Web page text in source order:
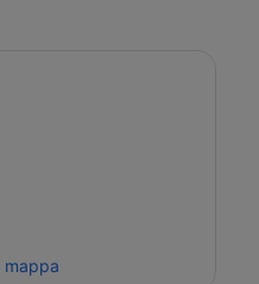
mappa